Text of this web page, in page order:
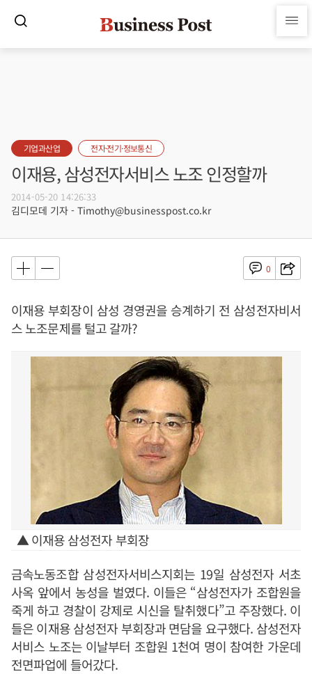
기업과산업 전자·전기·정보통신
이재용, 삼성전자서비스 노조 인정할까
2014-05-20 14:26:33
김디모데 기자 - Timothy@businesspost.co.kr
0
이재용 부회장이 삼성 경영권을 승계하기 전 삼성전자비서
스 노조문제를 털고 갈까?
▲ 이재용 삼성전자 부회장
금속노동조합 삼성전자서비스지회는 19일 삼성전자 서초
사옥 앞에서 농성을 벌였다. 이들은 “삼성전자가 조합원을
죽게 하고 경찰이 강제로 시신을 탈취했다”고 주장했다. 이
들은 이재용 삼성전자 부회장과 면담을 요구했다. 삼성전자
서비스 노조는 이날부터 조합원 1천여 명이 참여한 가운데
전면파업에 들어갔다.